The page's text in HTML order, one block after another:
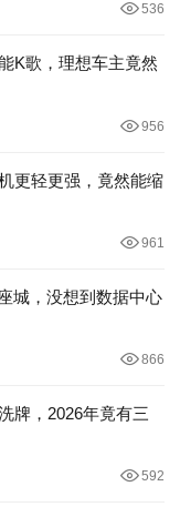
536
K歌，理想车主竟然
956
更轻更强，竟然能缩
961
城，没想到数据中心
866
牌，2026年竟有三
592